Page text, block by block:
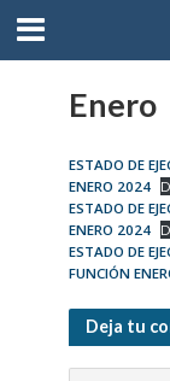
Enero
ESTADO DE
ENERO 2024
ESTADO DE
ENERO 2024
ESTADO DE
FUNCIÓN
Deja tu